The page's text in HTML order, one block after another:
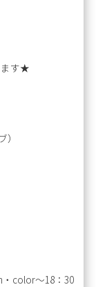
ます★
color～18：30